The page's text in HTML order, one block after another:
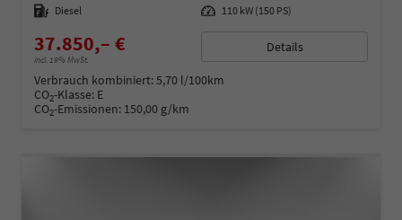
Kraftstoff Diesel Leistung 110 kW (150 PS)
37.850,– €
incl. 19% MwSt.
Details
Verbrauch kombiniert:5,70 l/100km
CO2-Klasse: E
CO2-Emissionen: 150,00 g/km